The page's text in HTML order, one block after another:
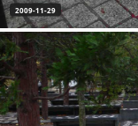
2009-11-29